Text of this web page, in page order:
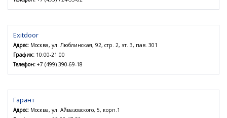
Exitdoor
Адрес: Москва, ул. Люблинская, 92, стр. 2, эт. 3, пав. 301
График: 10:00-21:00
Телефон: +7 (499) 390-69-18
Гарант
Адрес: Москва, ул. Айвазовского, 5, корп.1